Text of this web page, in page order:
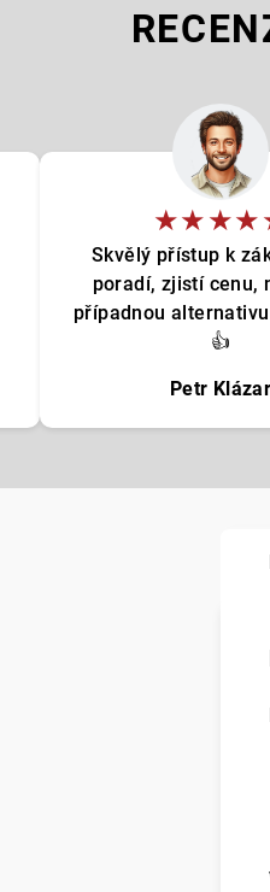
Skvělý přístup k
poradí, zjistí cenu,
případnou
👍
Petr Klázar